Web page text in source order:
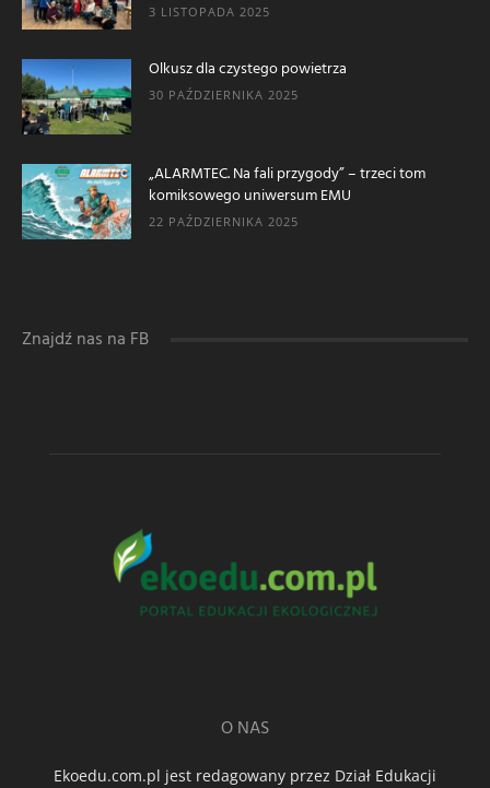
3 LISTOPADA 2025
Olkusz dla czystego powietrza
30 PAŹDZIERNIKA 2025
„ALARMTEC. Na fali przygody” – trzeci tom
komiksowego uniwersum EMU
22 PAŹDZIERNIKA 2025
Znajdź nas na FB
O NAS
Ekoedu.com.pl jest redagowany przez Dział Edukacji